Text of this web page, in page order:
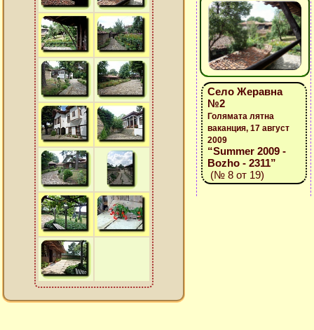
Село Жеравна
№2
Голямата лятна
ваканция, 17 август
2009
“Summer 2009 -
Bozho - 2311”
(№ 8 от 19)